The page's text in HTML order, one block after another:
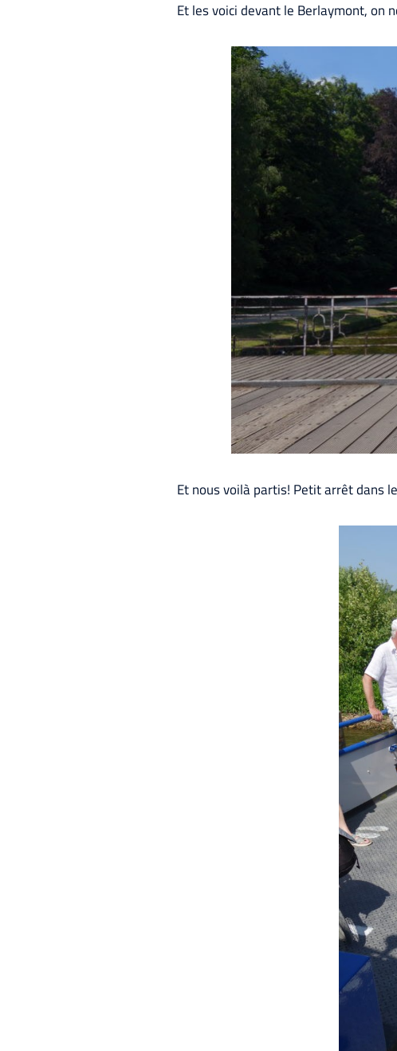
Et les voici devant le Berlaymont, on
Et nous voilà partis! Petit arrêt dans